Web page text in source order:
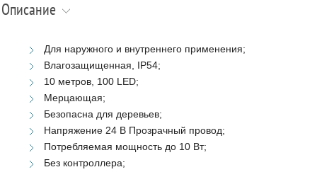
Описание
Для наружного и внутреннего применения;
Влагозащищенная, IP54;
10 метров, 100 LED;
Мерцающая;
Безопасна для деревьев;
Напряжение 24 В Прозрачный провод;
Потребляемая мощность до 10 Вт;
Без контроллера;